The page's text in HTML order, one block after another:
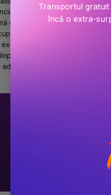
și am arătat lumei întregi
de a ocupa și un loc de
între 11 decembrie 1946
au reușit să ajungă în
anul de când, după atâta
lămuriri asupra datei
Transportul
încă o extra-